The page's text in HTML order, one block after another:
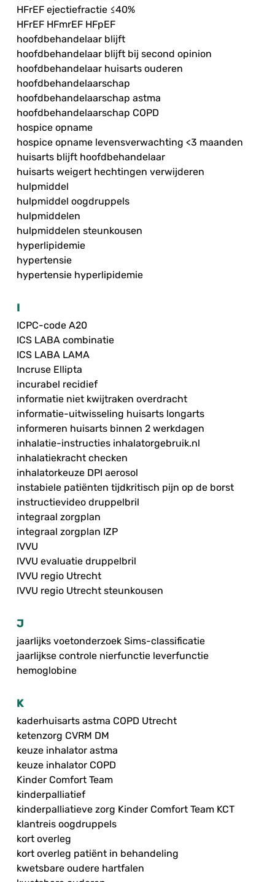
HFrEF ejectiefractie ≤40%
HFrEF HFmrEF HFpEF
hoofdbehandelaar blijft
hoofdbehandelaar blijft bij second opinion
hoofdbehandelaar huisarts ouderen
hoofdbehandelaarschap
hoofdbehandelaarschap astma
hoofdbehandelaarschap COPD
hospice opname
hospice opname levensverwachting <3 maanden
huisarts blijft hoofdbehandelaar
huisarts weigert hechtingen verwijderen
hulpmiddel
hulpmiddel oogdruppels
hulpmiddelen
hulpmiddelen steunkousen
hyperlipidemie
hypertensie
hypertensie hyperlipidemie
I
ICPC-code A20
ICS LABA combinatie
ICS LABA LAMA
Incruse Ellipta
incurabel recidief
informatie niet kwijtraken overdracht
informatie-uitwisseling huisarts longarts
informeren huisarts binnen 2 werkdagen
inhalatie-instructies inhalatorgebruik.nl
inhalatiekracht checken
inhalatorkeuze DPI aerosol
instabiele patiënten tijdkritisch pijn op de borst
instructievideo druppelbril
integraal zorgplan
integraal zorgplan IZP
IVVU
IVVU evaluatie druppelbril
IVVU regio Utrecht
IVVU regio Utrecht steunkousen
J
jaarlijks voetonderzoek Sims-classificatie
jaarlijkse controle nierfunctie leverfunctie
hemoglobine
K
kaderhuisarts astma COPD Utrecht
ketenzorg CVRM DM
keuze inhalator astma
keuze inhalator COPD
Kinder Comfort Team
kinderpalliatief
kinderpalliatieve zorg Kinder Comfort Team KCT
klantreis oogdruppels
kort overleg
kort overleg patiënt in behandeling
kwetsbare oudere hartfalen